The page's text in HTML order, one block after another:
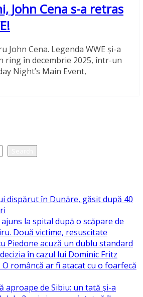
John Cena s-a retras
John Cena. Legenda WWE și-a
ring în decembrie 2025, într-un
Night’s Main Event,
dispărut în Dunăre, găsit după 40
la spital după o scăpare de
Două victime, resuscitate
Piedone acuză un dublu standard
în cazul lui Dominic Fritz
româncă ar fi atacat cu o foarfecă
aproape de Sibiu: un tată și-a